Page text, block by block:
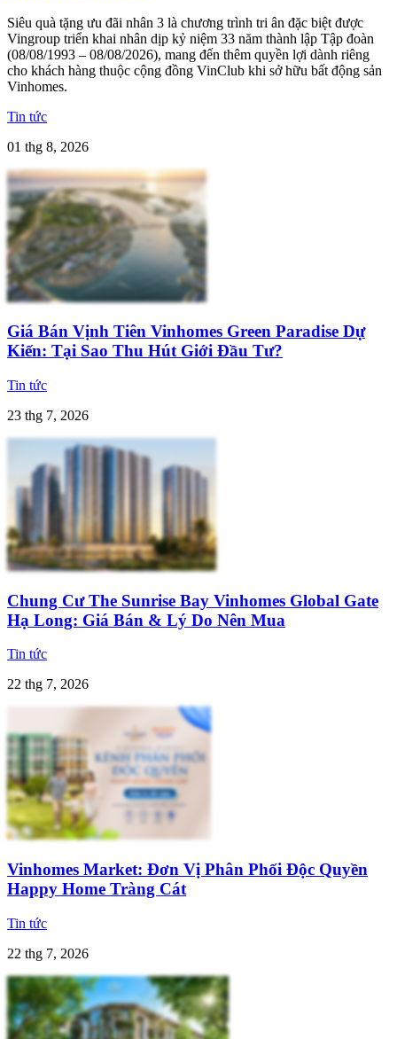
Siêu quà tặng ưu đãi nhân 3 là chương trình tri ân đặc biệt được
Vingroup triển khai nhân dịp kỷ niệm 33 năm thành lập Tập đoàn
(08/08/1993 – 08/08/2026), mang đến thêm quyền lợi dành riêng
cho khách hàng thuộc cộng đồng VinClub khi sở hữu bất động sản
Vinhomes.
Tin tức
01 thg 8, 2026
Giá Bán Vịnh Tiên Vinhomes Green Paradise Dự
Kiến: Tại Sao Thu Hút Giới Đầu Tư?
Tin tức
23 thg 7, 2026
Chung Cư The Sunrise Bay Vinhomes Global Gate
Hạ Long: Giá Bán & Lý Do Nên Mua
Tin tức
22 thg 7, 2026
Vinhomes Market: Đơn Vị Phân Phối Độc Quyền
Happy Home Tràng Cát
Tin tức
22 thg 7, 2026